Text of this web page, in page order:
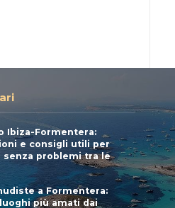
Ibiza-Formentera:
e consigli utili per
senza problemi tra le
a Formentera:
più amati dai